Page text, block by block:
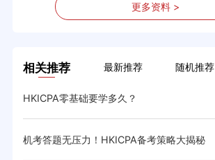
更多资料 >
相关推荐 最新推荐 随机推荐
HKICPA零基础要学多久？
机考答题无压力！HKICPA备考策略大揭秘